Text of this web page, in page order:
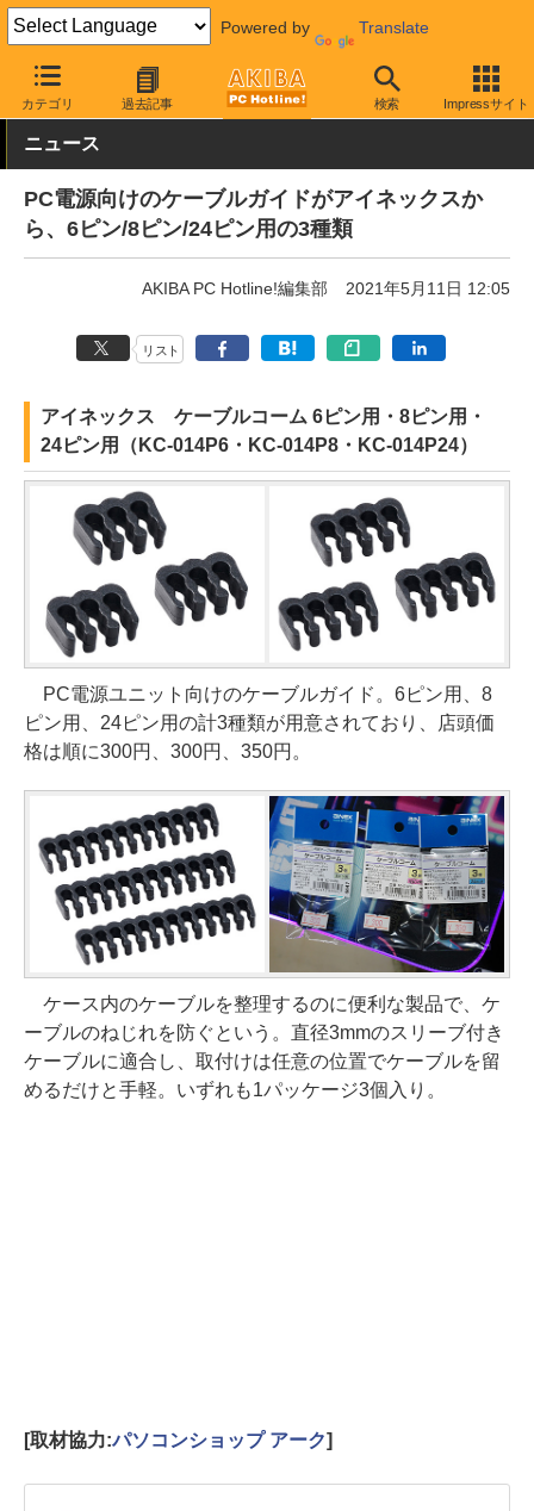
Powered by Translate
カテゴリ 過去記事 検索 Impressサイト
AKIBA PC Hotline! PCパーツ PC電源ユニット PC電源関連ア
ニュース
PC電源向けのケーブルガイドがアイネックスか
ら、6ピン/8ピン/24ピン用の3種類
AKIBA PC Hotline!編集部 2021年5月11日 12:05
リスト
アイネックス ケーブルコーム 6ピン用・8ピン用・
24ピン用（KC-014P6・KC-014P8・KC-014P24）
PC電源ユニット向けのケーブルガイド。6ピン用、8
ピン用、24ピン用の計3種類が用意されており、店頭価
格は順に300円、300円、350円。
ケース内のケーブルを整理するのに便利な製品で、ケ
ーブルのねじれを防ぐという。直径3mmのスリーブ付き
ケーブルに適合し、取付けは任意の位置でケーブルを留
めるだけと手軽。いずれも1パッケージ3個入り。
[取材協力:パソコンショップ アーク]